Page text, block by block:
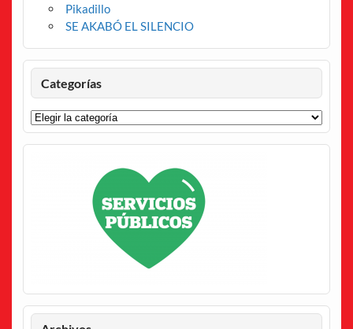
Pikadillo
SE AKABÓ EL SILENCIO
Categorías
Categorías